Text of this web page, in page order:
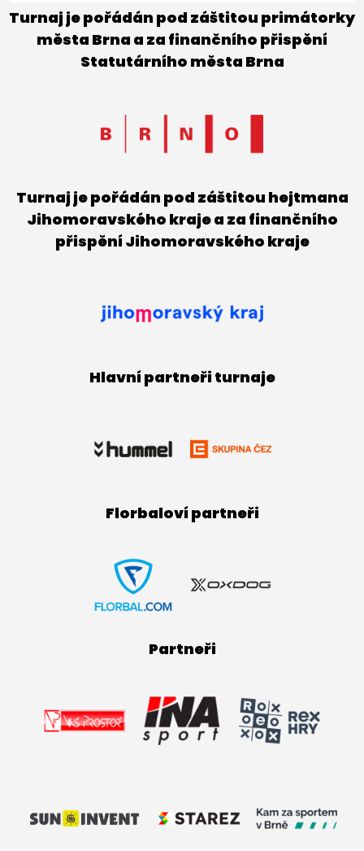
Turnaj je pořádán pod záštitou primátorky
města Brna a za finančního přispění
Statutárního města Brna
Turnaj je pořádán pod záštitou hejtmana
Jihomoravského kraje a za finančního
přispění Jihomoravského kraje
Hlavní partneři turnaje
Florbaloví partneři
Partneři